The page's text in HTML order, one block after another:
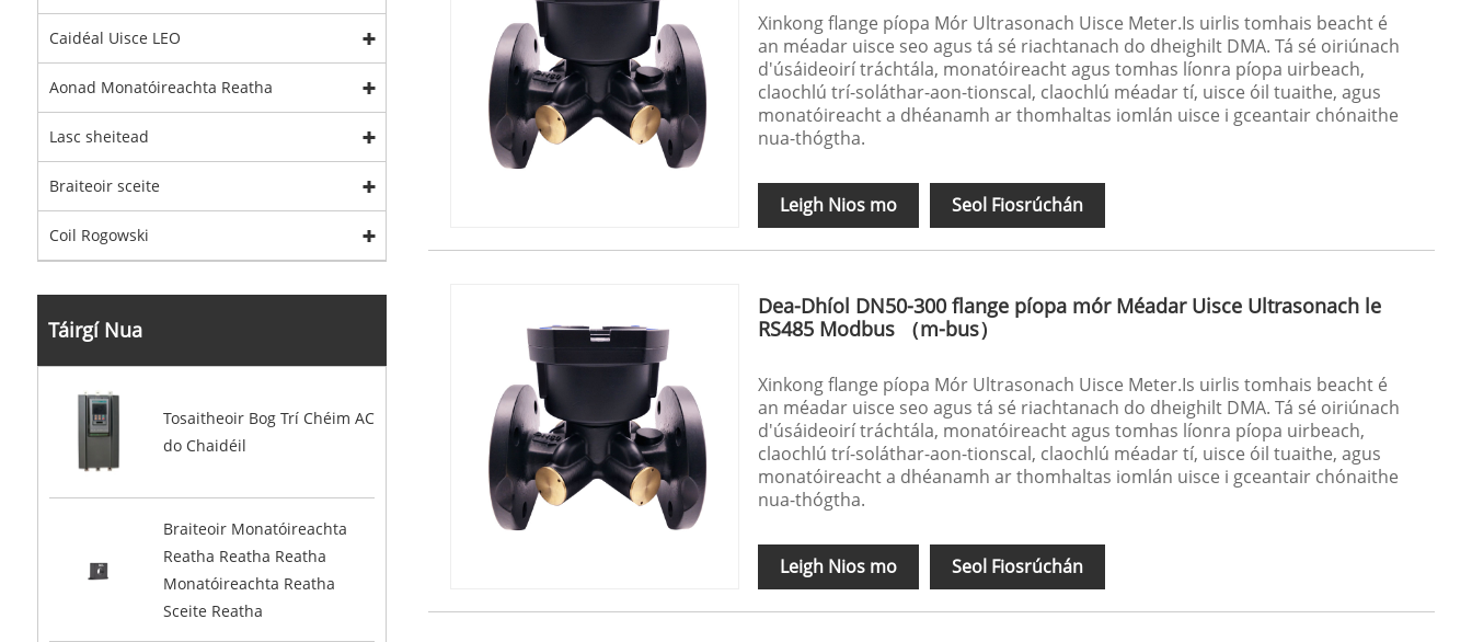
Caidéal Uisce LEO
Aonad Monatóireachta Reatha
Lasc sheitead
Braiteoir sceite
Coil Rogowski
Táirgí Nua
Tosaitheoir Bog Trí Chéim AC
do Chaidéil
Braiteoir Monatóireachta
Reatha Reatha Reatha
Monatóireachta Reatha
Sceite Reatha
Xinkong flange píopa Mór Ultrasonach Uisce Meter.Is uirlis tomhais beacht é
an méadar uisce seo agus tá sé riachtanach do dheighilt DMA. Tá sé oiriúnach
d'úsáideoirí tráchtála, monatóireacht agus tomhas líonra píopa uirbeach,
claochlú trí-soláthar-aon-tionscal, claochlú méadar tí, uisce óil tuaithe, agus
monatóireacht a dhéanamh ar thomhaltas iomlán uisce i gceantair chónaithe
nua-thógtha.
Leigh Nios mo Seol Fiosrúchán
Dea-Dhíol DN50-300 flange píopa mór Méadar Uisce Ultrasonach le
RS485 Modbus （m-bus）
Xinkong flange píopa Mór Ultrasonach Uisce Meter.Is uirlis tomhais beacht é
an méadar uisce seo agus tá sé riachtanach do dheighilt DMA. Tá sé oiriúnach
d'úsáideoirí tráchtála, monatóireacht agus tomhas líonra píopa uirbeach,
claochlú trí-soláthar-aon-tionscal, claochlú méadar tí, uisce óil tuaithe, agus
monatóireacht a dhéanamh ar thomhaltas iomlán uisce i gceantair chónaithe
nua-thógtha.
Leigh Nios mo Seol Fiosrúchán